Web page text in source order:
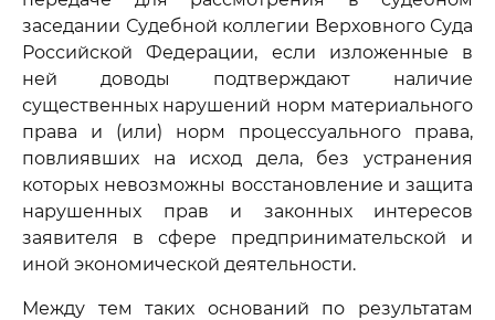
заседании Судебной коллегии Верховного Суда
Российской Федерации, если изложенные в
ней доводы подтверждают наличие
существенных нарушений норм материального
права и (или) норм процессуального права,
повлиявших на исход дела, без устранения
которых невозможны восстановление и защита
нарушенных прав и законных интересов
заявителя в сфере предпринимательской и
иной экономической деятельности.
Между тем таких оснований по результатам